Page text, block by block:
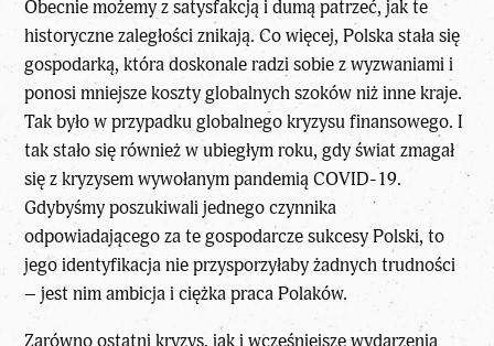
Obecnie możemy z satysfakcją i dumą patrzeć, jak te
historyczne zaległości znikają. Co więcej, Polska stała się
gospodarką, która doskonale radzi sobie z wyzwaniami i
ponosi mniejsze koszty globalnych szoków niż inne kraje.
Tak było w przypadku globalnego kryzysu finansowego. I
tak stało się również w ubiegłym roku, gdy świat zmagał
się z kryzysem wywołanym pandemią COVID-19.
Gdybyśmy poszukiwali jednego czynnika
odpowiadającego za te gospodarcze sukcesy Polski, to
jego identyfikacja nie przysporzyłaby żadnych trudności
– jest nim ambicja i ciężka praca Polaków.
Zarówno ostatni kryzys, jak i wcześniejsze wydarzenia